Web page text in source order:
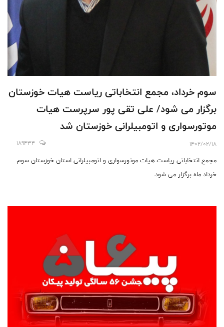
سوم خرداد، مجمع انتخاباتی ریاست هیات خوزستان
برگزار می شود/ علی تقی پور سرپرست هیات
موتورسواری و اتومبیلرانی خوزستان شد
1402/02/18
189434
مجمع انتخاباتی ریاست هیات موتورسواری و اتومبیلرانی استان خوزستان سوم
خرداد ماه برگزار می شود.